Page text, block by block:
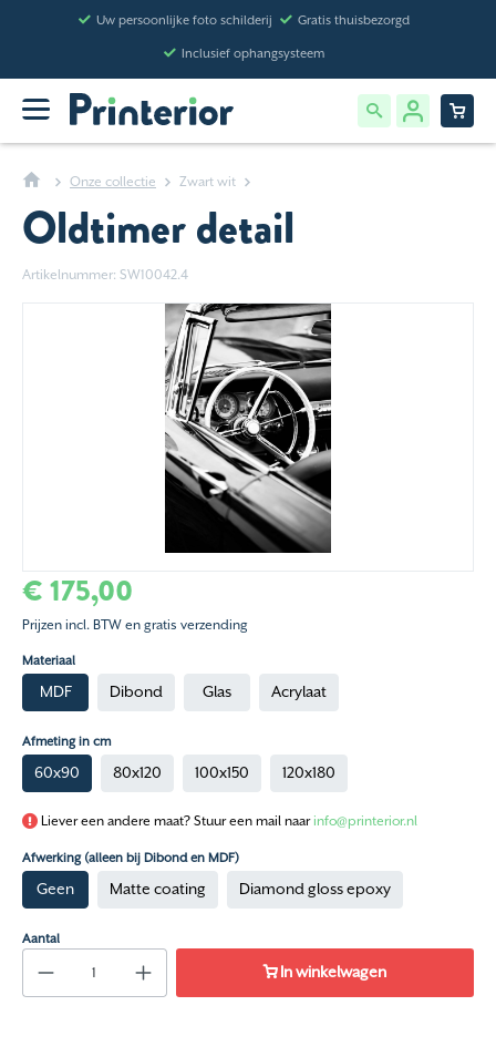
Uw persoonlijke foto schilderij Gratis thuisbezorgd
Inclusief ophangsysteem
Onze collectie Zwart wit
Oldtimer detail
Artikelnummer: SW10042.4
€ 175,00
Prijzen incl. BTW en gratis verzending
Materiaal
MDF Dibond Glas Acrylaat
Afmeting in cm
60x90 80x120 100x150 120x180
Liever een andere maat? Stuur een mail naar info@printerior.nl
Afwerking (alleen bij Dibond en MDF)
Geen Matte coating Diamond gloss epoxy
Aantal
In winkelwagen